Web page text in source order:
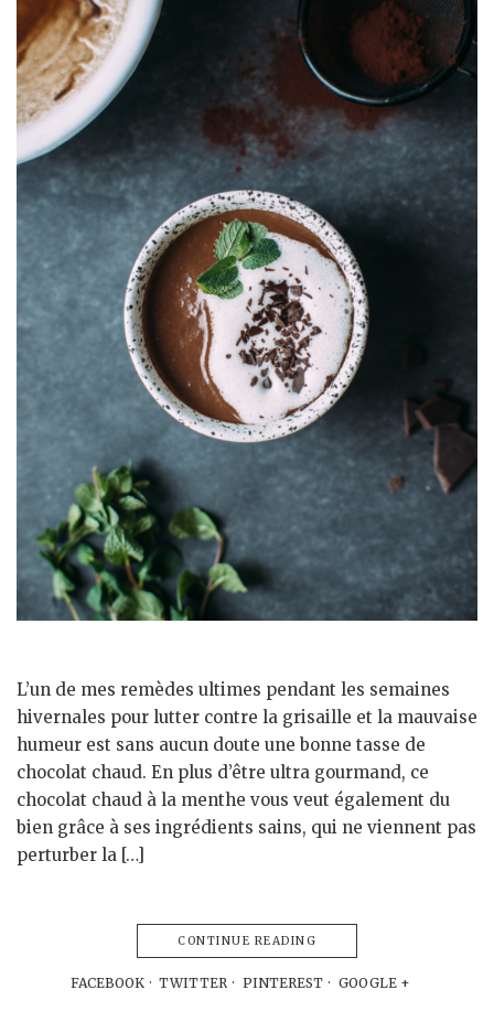
L’un de mes remèdes ultimes pendant les semaines
hivernales pour lutter contre la grisaille et la mauvaise
humeur est sans aucun doute une bonne tasse de
chocolat chaud. En plus d’être ultra gourmand, ce
chocolat chaud à la menthe vous veut également du
bien grâce à ses ingrédients sains, qui ne viennent pas
perturber la […]
CONTINUE READING
FACEBOOK TWITTER PINTEREST GOOGLE +